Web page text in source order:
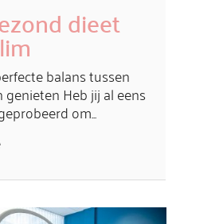
dieet
balans tussen
Heb jij al eens
om...